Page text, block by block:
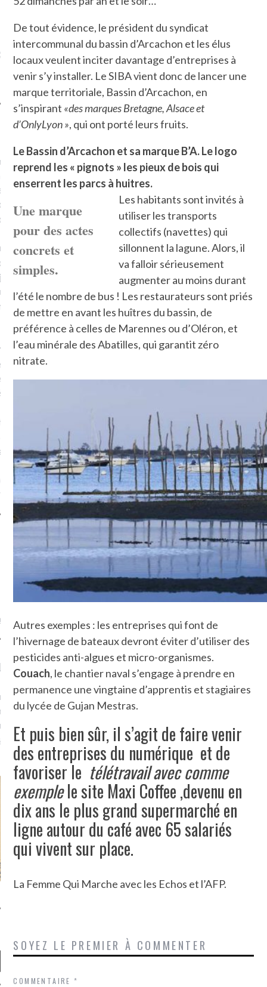
MES DERNIERS
SUR FACEBOOK
QUI MARCHE
journaliste à France
toujours aimé marcher.
conquis mais en
Je ne suis pas une
je le garde pour ce
je sens, j’entends, je
goûte et ceux que je
! Marcheuse des villes,
des ruines et des
qui Marche: pousseuse
ou pas. Mais
pas d’interdit. Vélo,
bateau…
incite à un autre regard
curiosité. C’est un
sur la-femme-qui-
MOI SUR
TWITTER
@Isa_Monrozier
ARCACHON
je t'aime, my little bassin
comment ? "
je ne parle presque que
De tout évidence, le président du syndicat
intercommunal du bassin d’Arcachon et les élus
locaux veulent inciter davantage d’entreprises à
venir s’y installer. Le SIBA vient donc de lancer une
marque territoriale, Bassin d’Arcachon, en
s’inspirant «des marques Bretagne, Alsace et
d’OnlyLyon », qui ont porté leurs fruits.
Le Bassin d’Arcachon et sa marque B’A. Le logo
reprend les « pignots » les pieux de bois qui
enserrent les parcs à huitres.
Une marque
pour des actes
concrets et
simples.
Les habitants sont invités à
utiliser les transports
collectifs (navettes) qui
sillonnent la lagune. Alors, il
va falloir sérieusement
augmenter au moins durant
l’été le nombre de bus ! Les restaurateurs sont priés
de mettre en avant les huîtres du bassin, de
préférence à celles de Marennes ou d’Oléron, et
l’eau minérale des Abatilles, qui garantit zéro
nitrate.
Autres exemples : les entreprises qui font de
l’hivernage de bateaux devront éviter d’utiliser des
pesticides anti-algues et micro-organismes.
Couach, le chantier naval s’engage à prendre en
permanence une vingtaine d’apprentis et stagiaires
du lycée de Gujan Mestras.
Et puis bien sûr, il s’agit de faire venir
des entreprises du numérique et de
favoriser le télétravail avec comme
exemplele site Maxi Coffee ,devenu en
dix ans le plus grand supermarché en
ligne autour du café avec 65 salariés
qui vivent sur place.
La Femme Qui Marche avec les Echos et l’AFP.
SOYEZ LE PREMIER À COMMENTER
COMMENTAIRE*